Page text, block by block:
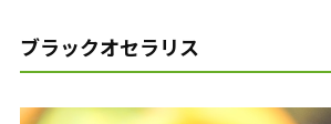
ブラックオセラリス